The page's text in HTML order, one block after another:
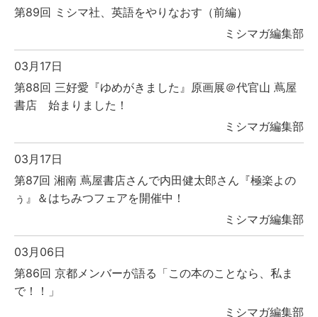
第89回 ミシマ社、英語をやりなおす（前編）
ミシマガ編集部
03月17日
第88回 三好愛『ゆめがきました』原画展＠代官山 蔦屋
書店 始まりました！
ミシマガ編集部
03月17日
第87回 湘南 蔦屋書店さんで内田健太郎さん『極楽よの
ぅ』＆はちみつフェアを開催中！
ミシマガ編集部
03月06日
第86回 京都メンバーが語る「この本のことなら、私ま
で！！」
ミシマガ編集部